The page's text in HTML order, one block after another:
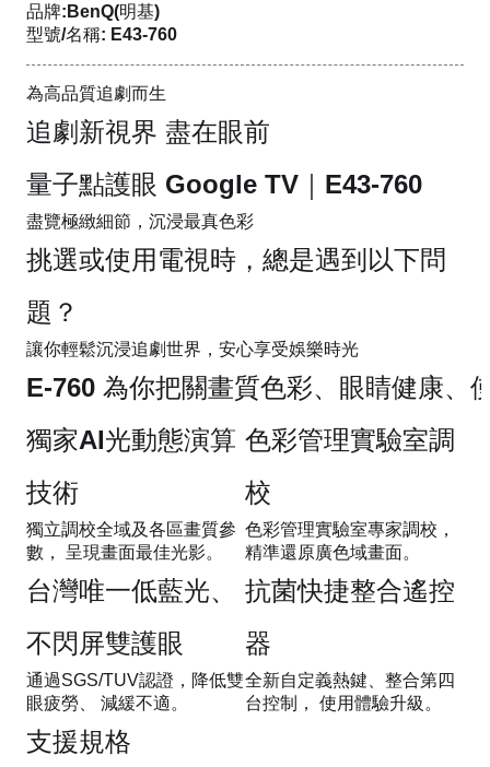
品牌:BenQ(明基)
型號/名稱: E43-760
為高品質追劇而生
追劇新視界 盡在眼前
量子點護眼 Google TV｜E43-760
盡覽極緻細節，沉浸最真色彩
挑選或使用電視時，總是遇到以下問
題？
讓你輕鬆沉浸追劇世界，安心享受娛樂時光
E-760 為你把關畫質色彩、眼睛健康、
獨家AI光動態演算
技術
獨立調校全域及各區畫質參
數， 呈現畫面最佳光影。
色彩管理實驗室調
校
色彩管理實驗室專家調校，
精準還原廣色域畫面。
台灣唯一低藍光、
不閃屏雙護眼
通過SGS/TUV認證，降低雙
眼疲勞、 減緩不適。
抗菌快捷整合遙控
器
全新自定義熱鍵、整合第四
台控制， 使用體驗升級。
支援規格